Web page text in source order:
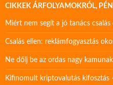
CIKKEK ÁRFOLYAMOKRÓL,
Miért nem segít a jó tanács csalás
Csalás ellen: reklámfogyasztás
Ne dőlj be az ordas nagy
Kifinomult kriptovalutás kifosztás